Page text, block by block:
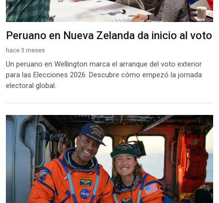
Peruano en Nueva Zelanda da inicio al voto
hace 3 meses
Un peruano en Wellington marca el arranque del voto exterior
para las Elecciones 2026. Descubre cómo empezó la jornada
electoral global.